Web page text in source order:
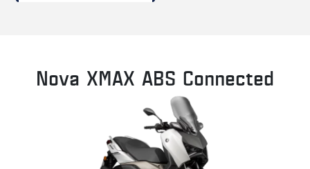
Nova XMAX ABS Connected